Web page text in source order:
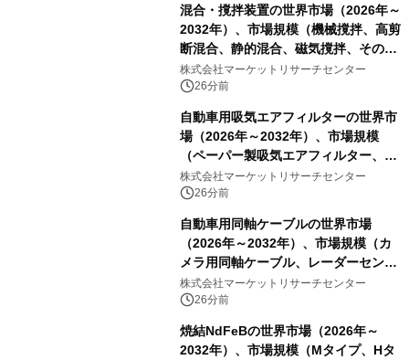
混合・撹拌装置の世界市場（2026年～
2032年）、市場規模（機械撹拌、高剪
断混合、静的混合、磁気撹拌、その
他）・分析レポートを発表
株式会社マーケットリサーチセンター
26分前
自動車用吸気エアフィルターの世界市
場（2026年～2032年）、市場規模
（ペーパー製吸気エアフィルター、ガ
ーゼ製吸気エアフィルター、フォーム
製吸気エアフィルター）・分析レポー
株式会社マーケットリサーチセンター
26分前
自動車用同軸ケーブルの世界市場
（2026年～2032年）、市場規模（カ
メラ用同軸ケーブル、レーダーセンサ
ー用同軸ケーブル、ディスプレイ用同
軸ケーブル、アンテナ用同軸ケーブ
株式会社マーケットリサーチセンター
26分前
焼結NdFeBの世界市場（2026年～
2032年）、市場規模（Mタイプ、Hタ